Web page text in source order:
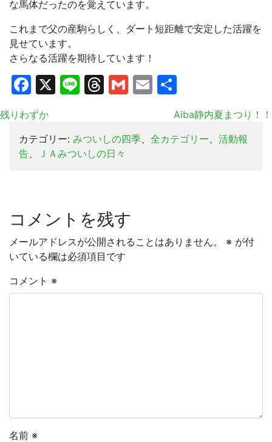
な馬体だったのを覚えています。
これまで父の産駒らしく、ダート短距離で安定した活躍を
見せています。
さらなる活躍を期待しています！
Facebook
X LineThreads
Gmail
Email
残りわずか
Aiba静内夏まつり！！
カテゴリー: みついしの四季 全カテゴリー
活動報
告
ＪＡみついしの日々
コメントを残す
メールアドレスが公開されることはありません。 ※ が付
いている欄は必須項目です
コメント ※
名前 ※